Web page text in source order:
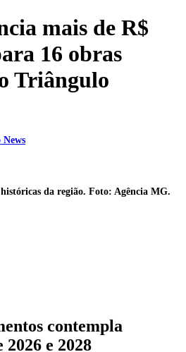
mais de R$
16 obras
Triângulo
News
da região. Foto: Agência MG.
contempla
e 2028